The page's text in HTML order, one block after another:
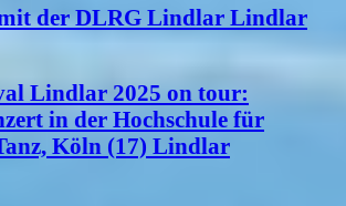
der DLRG Lindlar Lindlar
Lindlar 2025 on tour:
in der Hochschule für
Köln (17) Lindlar